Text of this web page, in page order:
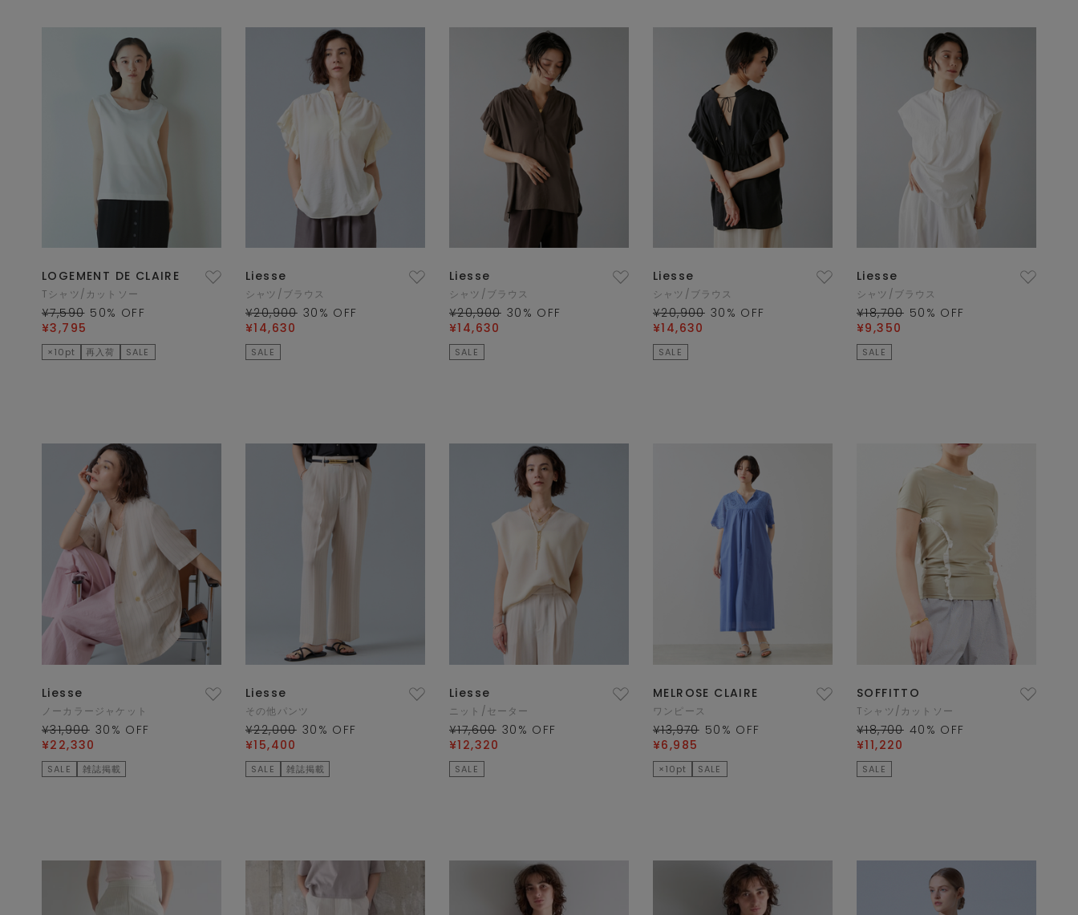
LOGEMENT DE CLAIRE
Tシャツ/カットソー
¥7,590 50% OFF
¥3,795
×10pt 再入荷 SALE
Liesse
シャツ/ブラウス
¥20,900 30 % OFF
¥14,630
SALE
Liesse
シャツ/ブラウス
¥20,900 30 % OFF
¥14,630
SALE
Liesse
シャツ/ブラウス
¥20,900 30 % OFF
¥14,630
SALE
Liesse
シャツ/ブラウス
¥18,700 50 % OFF
¥9,350
SALE
Liesse
ノーカラージャケット
¥31,900 30 % OFF
¥22,330
SALE 雑誌掲載
Liesse
その他パンツ
¥22,000 30 % OFF
¥15,400
SALE 雑誌掲載
Liesse
ニット/セーター
¥17,600 30 % OFF
¥12,320
SALE
MELROSE CLAIRE
ワンピース
¥13,970 50 % OFF
¥6,985
×10pt SALE
SOFFITTO
Tシャツ/カットソー
¥18,700 40 % OFF
¥11,220
SALE